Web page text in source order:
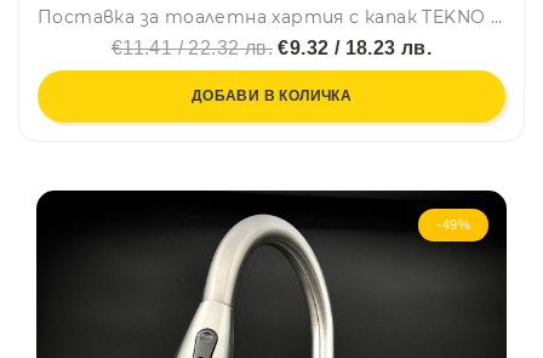
Поставка за тоалетна хартия с капак TEKNO TEL TR EF 238B, 15х13 см, Двойно залепване, Черен
€11.41 / 22.32 лв. €9.32 / 18.23 лв.
ДОБАВИ В КОЛИЧКА
-49%